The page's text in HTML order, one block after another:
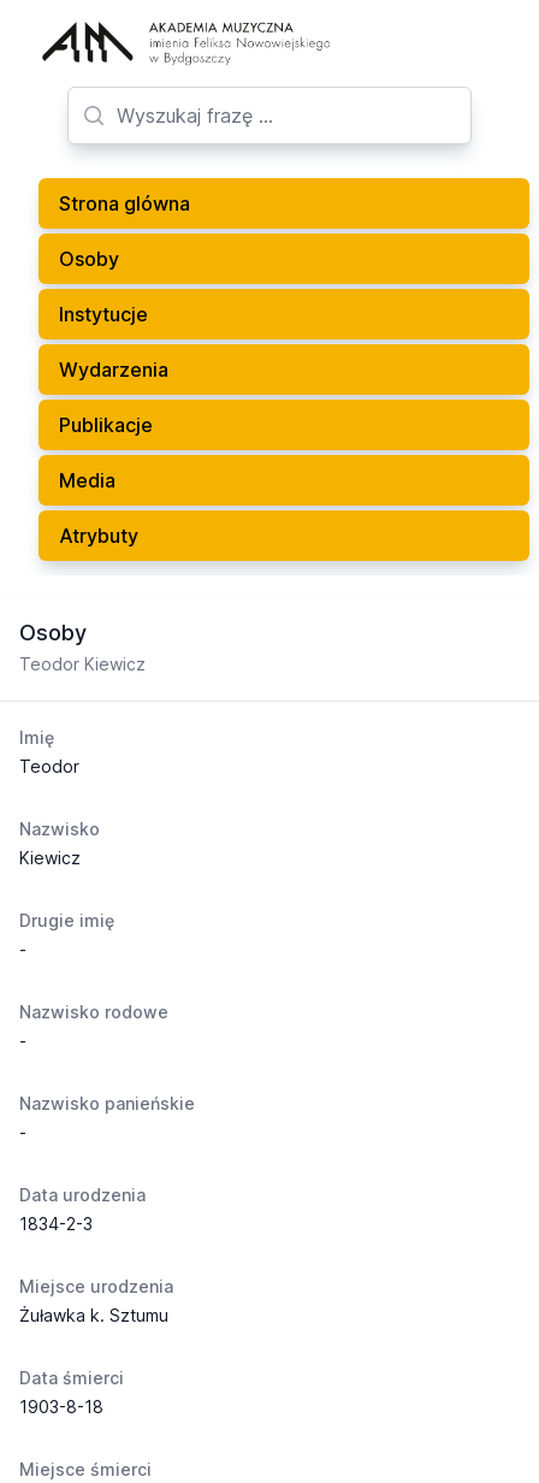
Strona glówna
Osoby
Instytucje
Wydarzenia
Publikacje
Media
Atrybuty
Osoby
Teodor Kiewicz
Imię
Teodor
Nazwisko
Kiewicz
Drugie imię
-
Nazwisko rodowe
-
Nazwisko panieńskie
-
Data urodzenia
1834-2-3
Miejsce urodzenia
Żuławka k. Sztumu
Data śmierci
1903-8-18
Miejsce śmierci